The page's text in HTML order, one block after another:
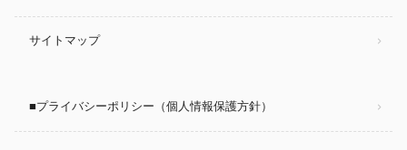
サイトマップ
■プライバシーポリシー（個人情報保護方針）